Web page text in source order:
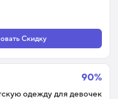
Скидку
90%
одежду для девочек